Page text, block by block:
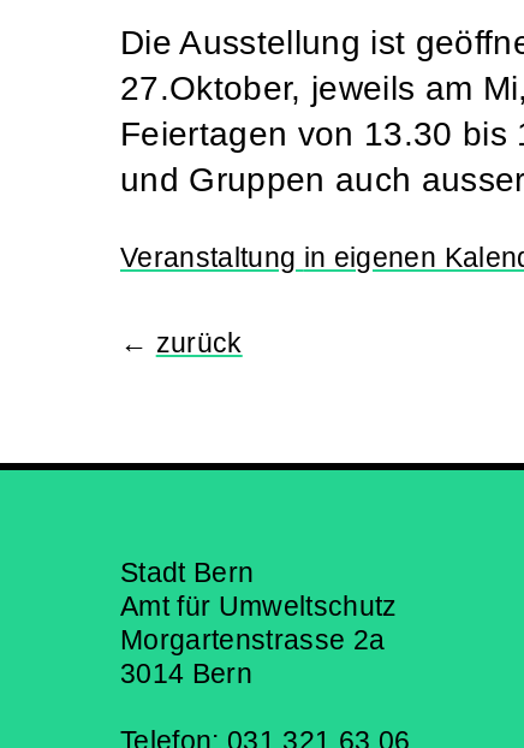
Die Ausstellung ist
27.Oktober, jeweils am
Feiertagen von 13.30 bis
und Gruppen auch
Veranstaltung in eigenen
← zurück
Stadt Bern
Amt für Umweltschutz
Morgartenstrasse 2a
3014 Bern
Telefon: 031 321 63 06